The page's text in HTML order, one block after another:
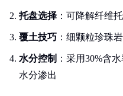
托盘选择 ：可降解纤维
覆土技巧 ：细颗粒珍珠
水分控制 ：采用30%含
水分渗出